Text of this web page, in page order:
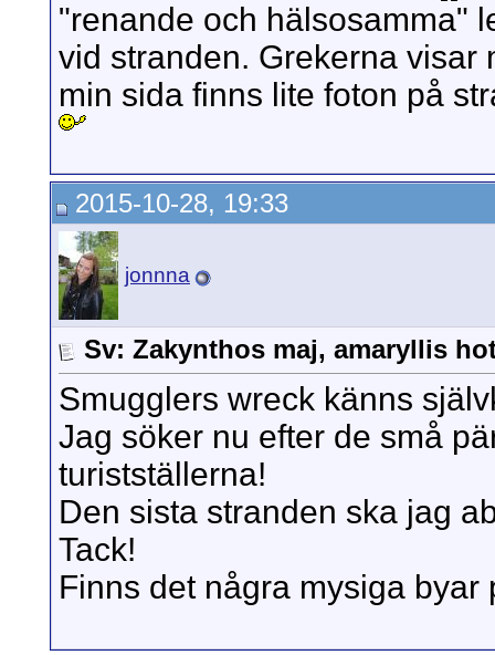
"renande och hälsosamma"
vid stranden. Grekerna visar
min sida finns lite foton på
2015-10-28, 19:33
jonnna
Sv: Zakynthos maj, amaryllis
Smugglers wreck känns
Jag söker nu efter de små
turistställerna!
Den sista stranden ska jag
Tack!
Finns det några mysiga